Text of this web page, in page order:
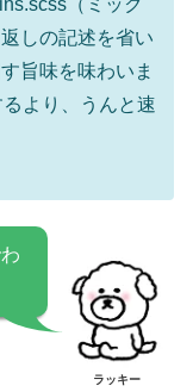
（ミック
しの記述を省い
旨味を味わいま
より、うんと速
ラッキー